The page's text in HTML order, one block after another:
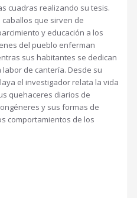
cuadras realizando su tesis.
caballos que sirven de
y educación a los
del pueblo enferman
sus habitantes se dedican
labor de cantería. Desde su
el investigador relata la vida
quehaceres diarios de
y sus formas de
comportamientos de los